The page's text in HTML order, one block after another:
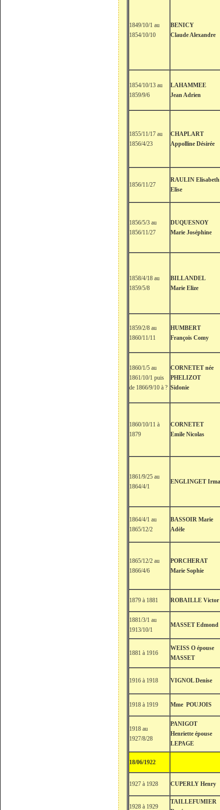
1849/10/1 au
1854/10/10
BENICY
Claude Alexandre
1854/10/13 au
1859/9/6
LAHAMMEE
Jean Adrien
1855/11/17 au
1856/4/23
CHAPLART
Appolline Désirée
1856/11/27
RAULIN Elisabeth
Elise
1856/5/3 au
1856/11/27
DUQUESNOY
Marie Joséphine
1858/4/18 au
1859/5/8
BILLANDEL
Marie Elize
1859/2/8 au
1860/11/11
HUMBERT
François Comy
1860/1/5 au
1861/10/1 puis
de 1866/9/10 à ?
CORNETET née
PHELIZOT
Sidonie
1860/10/11 à
1879
CORNETET
Emile Nicolas
1861/9/25 au
1864/4/1
ENGLINGET Irma
1864/4/1 au
1865/12/2
BASSOIR Marie
Adèle
1865/12/2 au
1866/4/6
PORCHERAT
Marie Sophie
1879 à 1881 ROBAILLE Victor
1881/3/1 au
1913/10/1
MASSET Edmond
1881 à 1916
WEISS O épouse
MASSET
1916 à 1918 VIGNOL Denise
1918 à 1919 Mme POUJOIS
1918 au
1927/8/28
PANIGOT
Henriette épouse
LEPAGE
18/06/1922
1927 à 1928 CUPERLY Henry
1928 à 1929
TAILLEFUMIER